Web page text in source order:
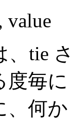
value
、tie
毎
、何